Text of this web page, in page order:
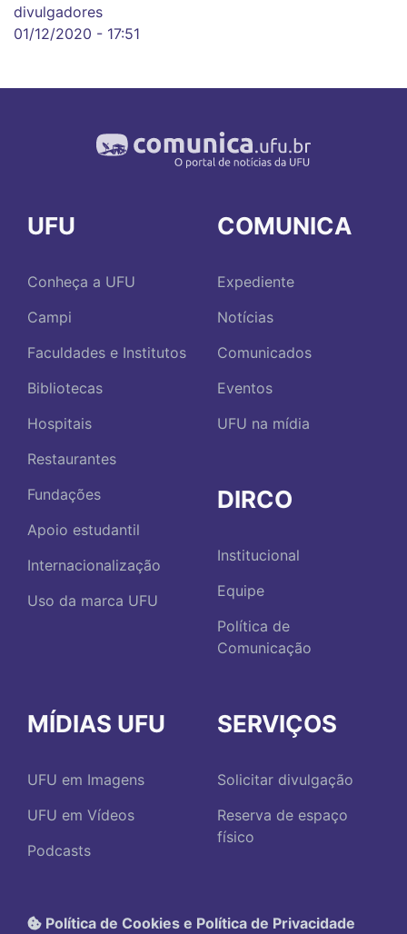
divulgadores
01/12/2020 - 17:51
UFU
Conheça a UFU
Campi
Faculdades e Institutos
Bibliotecas
Hospitais
Restaurantes
Fundações
Apoio estudantil
Internacionalização
Uso da marca UFU
COMUNICA
Expediente
Notícias
Comunicados
Eventos
UFU na mídia
DIRCO
Institucional
Equipe
Política de
Comunicação
MÍDIAS UFU
UFU em Imagens
UFU em Vídeos
Podcasts
SERVIÇOS
Solicitar divulgação
Reserva de espaço
físico
Política de Cookies e Política de Privacidade